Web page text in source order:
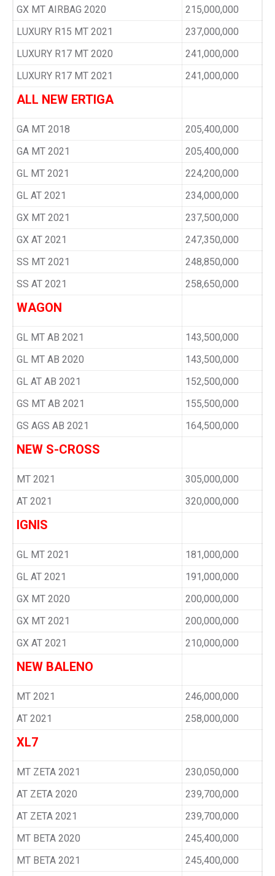
GX MT AIRBAG 2020
215,000,000
LUXURY R15 MT 2021
237,000,000
LUXURY R17 MT 2020
241,000,000
LUXURY R17 MT 2021
241,000,000
ALL NEW ERTIGA
GA MT 2018
205,400,000
GA MT 2021
205,400,000
GL MT 2021
224,200,000
GL AT 2021
234,000,000
GX MT 2021
237,500,000
GX AT 2021
247,350,000
SS MT 2021
248,850,000
SS AT 2021
258,650,000
WAGON
GL MT AB 2021
143,500,000
GL MT AB 2020
143,500,000
GL AT AB 2021
152,500,000
GS MT AB 2021
155,500,000
GS AGS AB 2021
164,500,000
NEW S-CROSS
MT 2021
305,000,000
AT 2021
320,000,000
IGNIS
GL MT 2021
181,000,000
GL AT 2021
191,000,000
GX MT 2020
200,000,000
GX MT 2021
200,000,000
GX AT 2021
210,000,000
NEW BALENO
MT 2021
246,000,000
AT 2021
258,000,000
XL7
MT ZETA 2021
230,050,000
AT ZETA 2020
239,700,000
AT ZETA 2021
239,700,000
MT BETA 2020
245,400,000
MT BETA 2021
245,400,000